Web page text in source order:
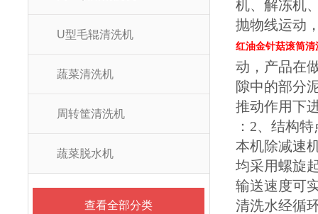
U型毛辊清洗机
蔬菜清洗机
周转筐清洗机
蔬菜脱水机
查看全部分类
机、解冻机
抛物线运动
红油金针菇滚筒
动，产品在
隙中的部分
推动作用下
：2、结构
本机除减速
均采用螺旋
输送速度可
清洗水经循